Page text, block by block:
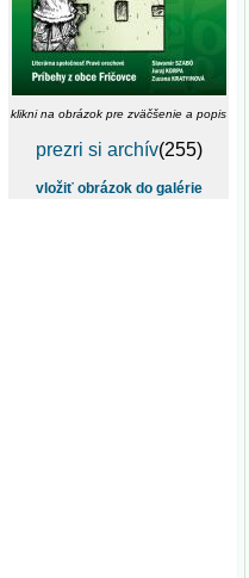
klikni na obrázok pre zväčšenie a popis
prezri si archív(255)
vložiť obrázok do galérie